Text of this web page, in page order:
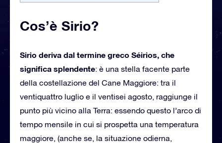
Cos’è Sirio?
Sirio deriva dal termine greco Séirios, che
significa splendente: è una stella facente parte
della costellazione del Cane Maggiore: tra il
ventiquattro luglio e il ventisei agosto, raggiunge il
punto più vicino alla Terra: essendo questo l’arco di
tempo mensile in cui si prospetta una temperatura
maggiore, (anche se, la situazione odierna,